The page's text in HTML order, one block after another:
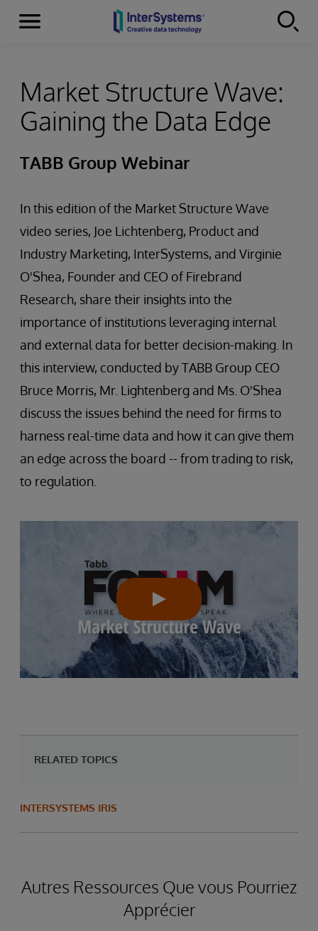
Skip to content
Menu
Market Structure Wave:
Gaining the Data Edge
TABB Group Webinar
In this edition of the Market Structure Wave
video series, Joe Lichtenberg, Product and
Industry Marketing, InterSystems, and Virginie
O'Shea, Founder and CEO of Firebrand
Research, share their insights into the
importance of institutions leveraging internal
and external data for better decision-making. In
this interview, conducted by TABB Group CEO
Bruce Morris, Mr. Lightenberg and Ms. O'Shea
discuss the issues behind the need for firms to
harness real-time data and how it can give them
an edge across the board -- from trading to risk,
to regulation.
RELATED TOPICS
INTERSYSTEMS IRIS
Autres Ressources Que vous Pourriez
Apprécier